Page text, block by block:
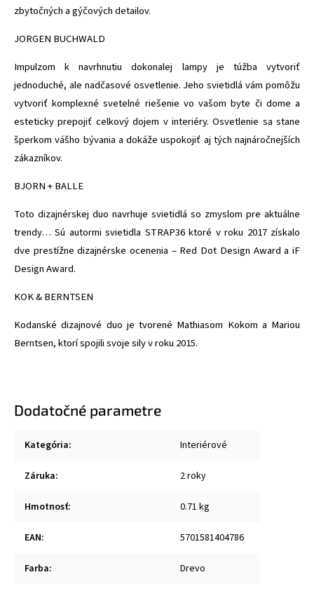
zbytočných a gýčových detailov.
JORGEN BUCHWALD
Impulzom k navrhnutiu dokonalej lampy je túžba vytvoriť
jednoduché, ale nadčasové osvetlenie. Jeho svietidlá vám pomôžu
vytvoriť komplexné svetelné riešenie vo vašom byte či dome a
esteticky prepojiť celkový dojem v interiéry. Osvetlenie sa stane
šperkom vášho bývania a dokáže uspokojiť aj tých najnáročnejších
zákazníkov.
BJORN + BALLE
Toto dizajnérskej duo navrhuje svietidlá so zmyslom pre aktuálne
trendy… Sú autormi svietidla STRAP36 ktoré v roku 2017 získalo
dve prestížne dizajnérske ocenenia – Red Dot Design Award a iF
Design Award.
KOK & BERNTSEN
Kodanské dizajnové duo je tvorené Mathiasom Kokom a Mariou
Berntsen, ktorí spojili svoje sily v roku 2015.
Dodatočné parametre
Kategória: Interiérové
Záruka: 2 roky
Hmotnosť: 0.71 kg
EAN: 5701581404786
Farba: Drevo